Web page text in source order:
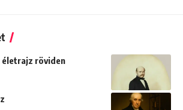
életrajz röviden